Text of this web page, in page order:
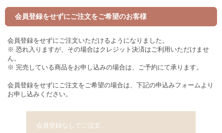
会員登録をせずにご注文をご希望のお客様
会員登録をせずにご注文いただけるようになりました。
※ 恐れ入りますが、その場合はクレジット決済はご利用いただけませ
ん。
※ 完売している商品をお申し込みの場合は、ご予約にて承ります。
会員登録をせずにご注文をご希望の場合は、下記の申込みフォームより
お申し込みください。
会員登録なしでご注文